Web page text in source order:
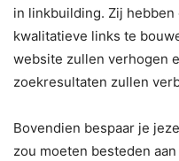
in linkbuilding. Zij
kwalitatieve links te
website zullen verhogen
zoekresultaten zullen
Bovendien bespaar je
zou moeten besteden